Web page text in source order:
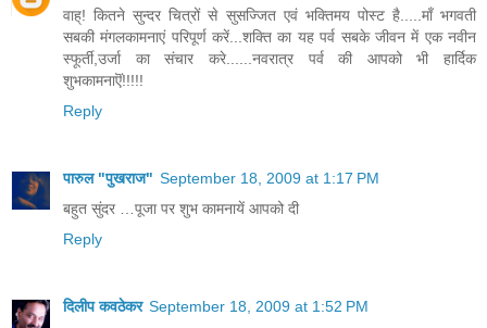
वाह्! कितने सुन्दर चित्रों से सुसज्जित एवं भक्तिमय पोस्ट है.....माँ भगवती
सबकी मंगलकामनाएं परिपूर्ण करें...शक्ति का यह पर्व सबके जीवन में एक नवीन
स्फूर्ती,उर्जा का संचार करे......नवरात्र पर्व की आपको भी हार्दिक
शुभकामनाऎं!!!!!
Reply
पारुल "पुखराज" September 18, 2009 at 1:17 PM
बहुत सुंदर …पूजा पर शुभ कामनायें आपको दी
Reply
दिलीप कवठेकर September 18, 2009 at 1:52 PM